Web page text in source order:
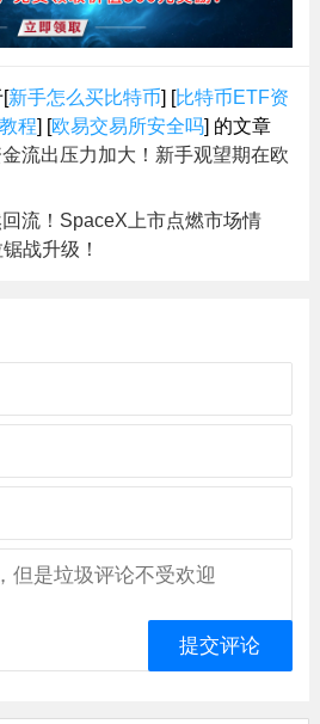
[新手怎么买比特币] [比特币ETF资
程] [欧易交易所安全吗] 的文章
流出压力加大！新手观望期在欧
流！SpaceX上市点燃市场情
战升级！